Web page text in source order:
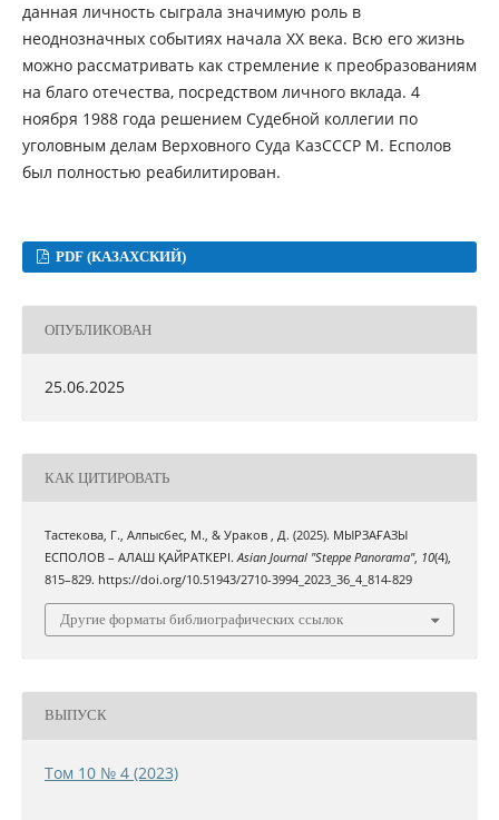
данная личность сыграла значимую роль в
неоднозначных событиях начала ХХ века. Всю его жизнь
можно рассматривать как стремление к преобразованиям
на благо отечества, посредством личного вклада. 4
ноября 1988 года решением Судебной коллегии по
уголовным делам Верховного Суда КазСССР М. Есполов
был полностью реабилитирован.
PDF (КАЗАХСКИЙ)
ОПУБЛИКОВАН
25.06.2025
КАК ЦИТИРОВАТЬ
Тастекова, Г., Алпысбес, М., & Ураков , Д. (2025). МЫРЗАҒАЗЫ
ЕСПОЛОВ – АЛАШ ҚАЙРАТКЕРІ.Asian Journal "Steppe Panorama", 10(4),
815–829. https://doi.org/10.51943/2710-3994_2023_36_4_814-829
Другие форматы библиографических ссылок
ВЫПУСК
Том 10 № 4 (2023)